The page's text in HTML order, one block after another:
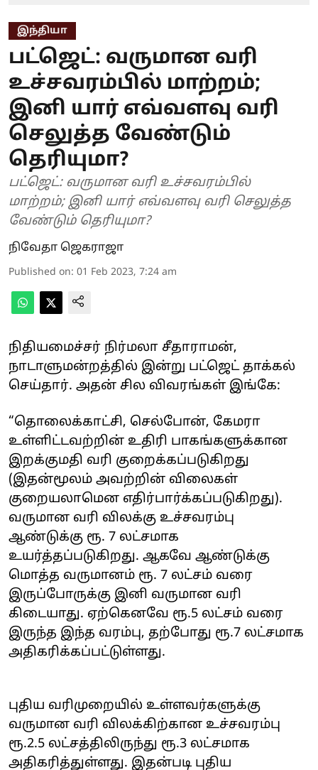
இந்தியா
பட்ஜெட்: வருமான வரி
உச்சவரம்பில் மாற்றம்;
இனி யார் எவ்வளவு வரி
செலுத்த வேண்டும்
தெரியுமா?
பட்ஜெட்: வருமான வரி உச்சவரம்பில்
மாற்றம்; இனி யார் எவ்வளவு வரி செலுத்த
வேண்டும் தெரியுமா?
நிவேதா ஜெகராஜா
Published on: 01 Feb 2023, 7:24 am
நிதியமைச்சர் நிர்மலா சீதாராமன்,
நாடாளுமன்றத்தில் இன்று பட்ஜெட் தாக்கல்
செய்தார். அதன் சில விவரங்கள் இங்கே:
“தொலைக்காட்சி, செல்போன், கேமரா
உள்ளிட்டவற்றின் உதிரி பாகங்களுக்கான
இறக்குமதி வரி குறைக்கப்படுகிறது
(இதன்மூலம் அவற்றின் விலைகள்
குறையலாமென எதிர்பார்க்கப்படுகிறது).
வருமான வரி விலக்கு உச்சவரம்பு
ஆண்டுக்கு ரூ. 7 லட்சமாக
உயர்த்தப்படுகிறது. ஆகவே ஆண்டுக்கு
மொத்த வருமானம் ரூ. 7 லட்சம் வரை
இருப்போருக்கு இனி வருமான வரி
கிடையாது. ஏற்கெனவே ரூ.5 லட்சம் வரை
இருந்த இந்த வரம்பு, தற்போது ரூ.7 லட்சமாக
அதிகரிக்கப்பட்டுள்ளது.
புதிய வரிமுறையில் உள்ளவர்களுக்கு
வருமான வரி விலக்கிற்கான உச்சவரம்பு
ரூ.2.5 லட்சத்திலிருந்து ரூ.3 லட்சமாக
அதிகரித்துள்ளது. இதன்படி புதிய